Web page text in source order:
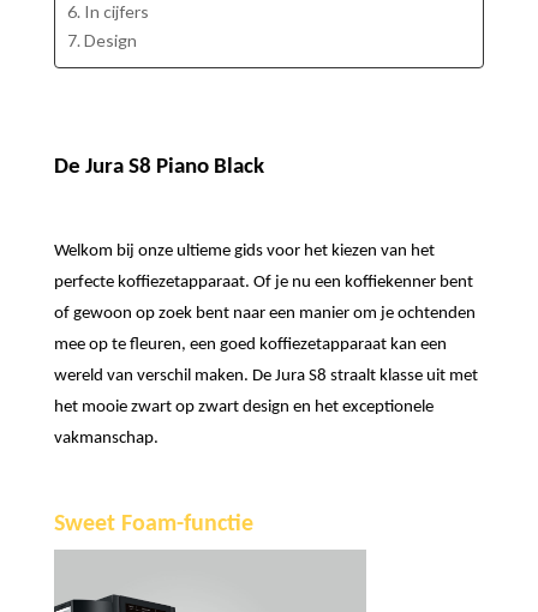
6. In cijfers
7. Design
De Jura S8 Piano Black
Welkom bij onze ultieme gids voor het kiezen van het
perfecte koffiezetapparaat. Of je nu een koffiekenner bent
of gewoon op zoek bent naar een manier om je ochtenden
mee op te fleuren, een goed koffiezetapparaat kan een
wereld van verschil maken. De Jura S8 straalt klasse uit met
het mooie zwart op zwart design en het exceptionele
vakmanschap.
Sweet Foam-functie